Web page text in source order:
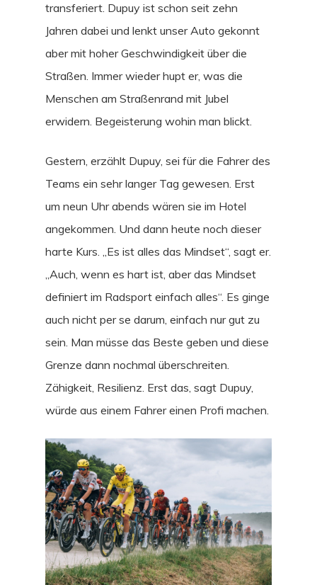
transferiert. Dupuy ist schon seit zehn
Jahren dabei und lenkt unser Auto gekonnt
aber mit hoher Geschwindigkeit über die
Straßen. Immer wieder hupt er, was die
Menschen am Straßenrand mit Jubel
erwidern. Begeisterung wohin man blickt.
Gestern, erzählt Dupuy, sei für die Fahrer des
Teams ein sehr langer Tag gewesen. Erst
um neun Uhr abends wären sie im Hotel
angekommen. Und dann heute noch dieser
harte Kurs. „Es ist alles das Mindset“, sagt er.
„Auch, wenn es hart ist, aber das Mindset
definiert im Radsport einfach alles“. Es ginge
auch nicht per se darum, einfach nur gut zu
sein. Man müsse das Beste geben und diese
Grenze dann nochmal überschreiten.
Zähigkeit, Resilienz. Erst das, sagt Dupuy,
würde aus einem Fahrer einen Profi machen.